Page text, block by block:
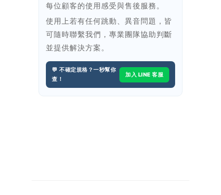
每位顧客的使用感受與售後服務。
使用上若有任何跳動、異音問題，皆
可隨時聯繫我們，專業團隊協助判斷
並提供解決方案。
💬 不確定規格？一秒幫你
查！
加入 LINE 客服